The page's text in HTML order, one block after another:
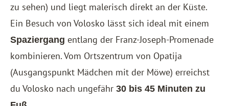
zu sehen) und liegt malerisch direkt an der Küste.
Ein Besuch von Volosko lässt sich ideal mit einem
Spaziergang entlang der Franz-Joseph-Promenade
kombinieren. Vom Ortszentrum von Opatija
(Ausgangspunkt Mädchen mit der Möwe) erreichst
du Volosko nach ungefähr 30 bis 45 Minuten zu